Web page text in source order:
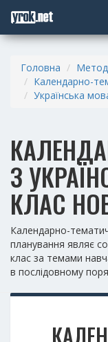
Головна
Календарно-
Українська
З
КЛАС
Календарно-
планування являє
клас за темами
в послідовному